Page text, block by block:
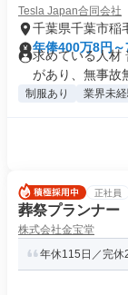
Tesla Japan合同会社
千葉県千葉市稲
年俸400万8円～
求めている人材
があり、無事故
制服あり 業界未
正社員
葬祭プランナー
株式会社金宝堂
年休115日／完